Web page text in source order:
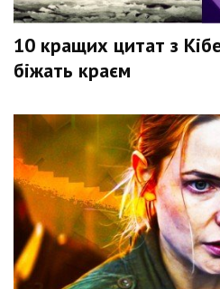
10 кращих цитат з
біжать краєм